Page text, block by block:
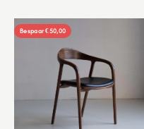
Bespaar €50,00